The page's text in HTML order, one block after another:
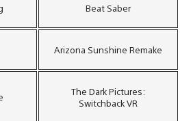
Beat Saber
Arizona Sunshine Remake
The Dark Pictures:
Switchback VR